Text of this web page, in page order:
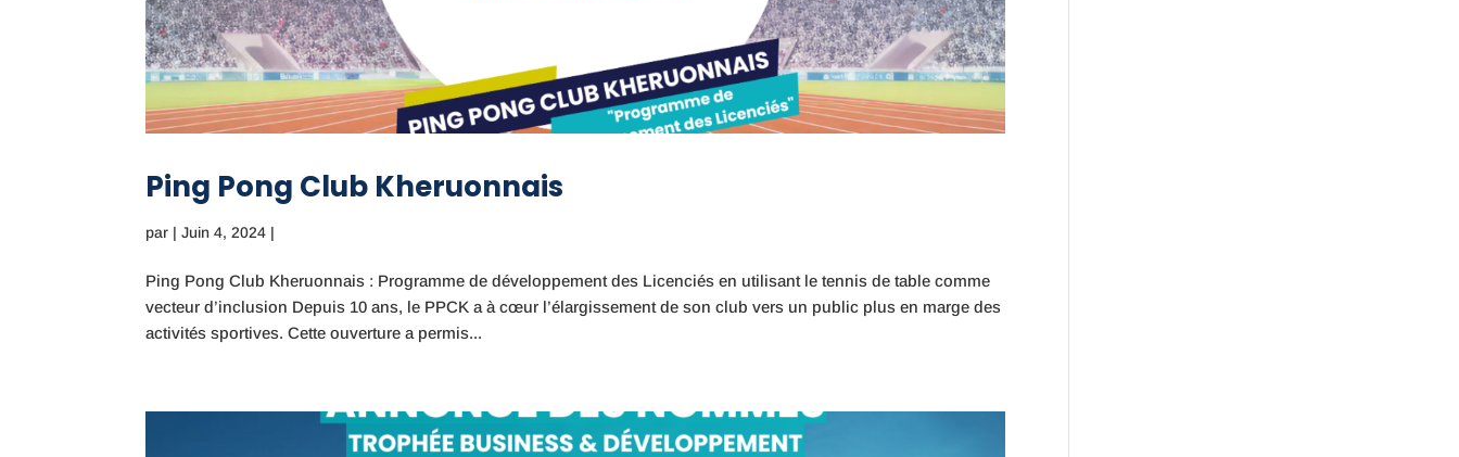
Ping Pong Club Kheruonnais
par |Juin 4, 2024 |
Ping Pong Club Kheruonnais : Programme de développement des Licenciés en utilisant le tennis de table comme
vecteur d’inclusion Depuis 10 ans, le PPCK a à cœur l’élargissement de son club vers un public plus en marge des
activités sportives. Cette ouverture a permis...